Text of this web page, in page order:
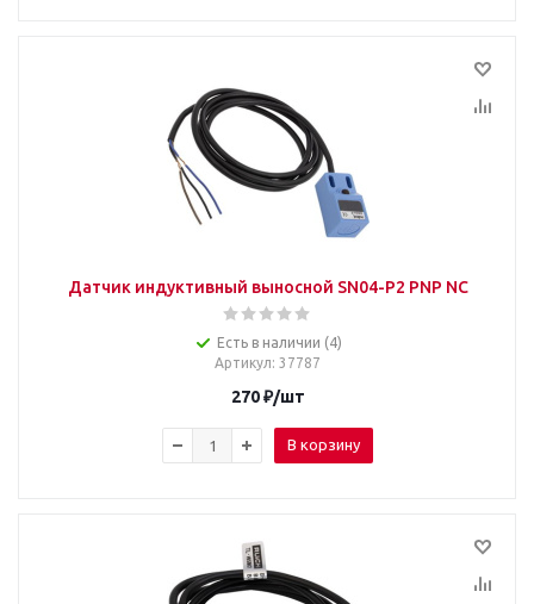
Датчик индуктивный выносной SN04-P2 PNP NC
Есть в наличии (4)
Артикул: 37787
270₽/шт
В корзину